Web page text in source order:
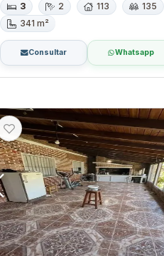
3 2 113
135
341 m²
Consultar Whatsapp